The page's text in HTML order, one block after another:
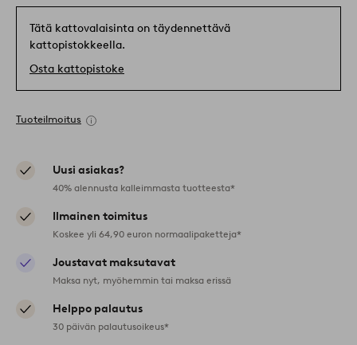
Tätä kattovalaisinta on täydennettävä
kattopistokkeella.
Osta kattopistoke
Tuoteilmoitus
Uusi asiakas?
40% alennusta kalleimmasta tuotteesta*
Ilmainen toimitus
Koskee yli 64,90 euron normaalipaketteja*
Joustavat maksutavat
Maksa nyt, myöhemmin tai maksa erissä
Helppo palautus
30 päivän palautusoikeus*